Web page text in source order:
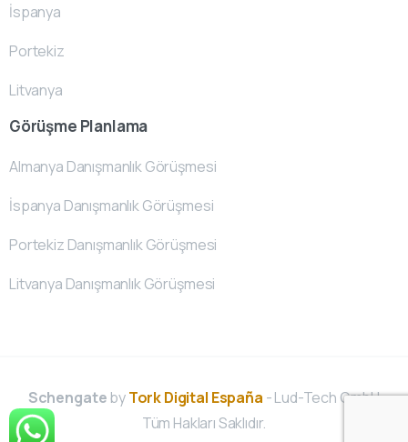
İspanya
Portekiz
Litvanya
Görüşme Planlama
Almanya Danışmanlık Görüşmesi
İspanya Danışmanlık Görüşmesi
Portekiz Danışmanlık Görüşmesi
Litvanya Danışmanlık Görüşmesi
SchengatebyTork Digital España - Lud-Tech GmbH
Tüm Hakları Saklıdır.